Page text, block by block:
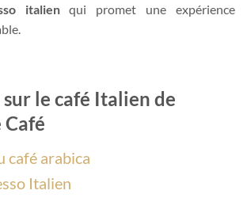
italienqui promet une expérience
le café Italien de
Café
café arabica
Italien